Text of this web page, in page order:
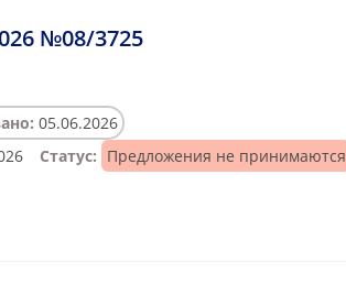
№08/3725
05.06.2026
Статус: Предложения не принимаются